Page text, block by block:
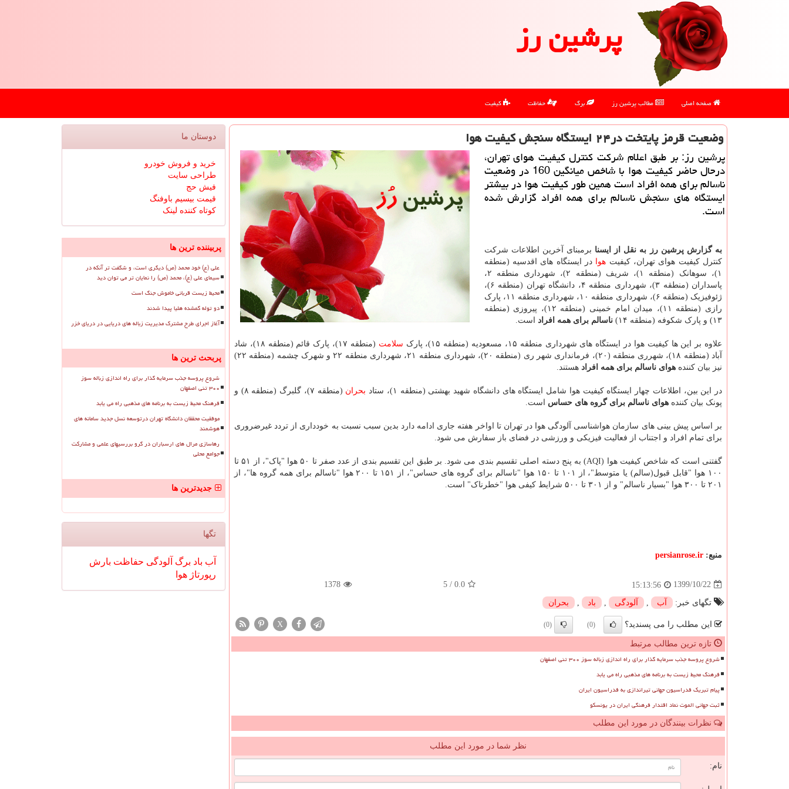
پرشین رز
صفحه اصلی مطالب پرشین رز برگ حفاظت کیفیت
وضعیت قرمز پایتخت در۲۴ ایستگاه سنجش كیفیت هوا
پرشین رز: بر طبق اعلام شرکت کنترل کیفیت هوای تهران،
درحال حاضر کیفیت هوا با شاخص میانگین 160 در وضعیت
ناسالم برای همه افراد است همین طور کیفیت هوا در بیشتر
ایستگاه های سنجش ناسالم برای همه افراد گزارش شده
است.
به گزارش پرشین رز به نقل از ایسنا برمبنای آخرین اطلاعات شرکت
کنترل کیفیت هوای تهران، کیفیت هوا
در ایستگاه های اقدسیه (منطقه
۱)، سوهانک (منطقه ۱)، شریف (منطقه ۲)، شهرداری منطقه ۲،
پاسداران (منطقه ۳)، شهرداری منطقه ۴، دانشگاه تهران (منطقه ۶)،
ژئوفیزیک (منطقه ۶)، شهرداری منطقه ۱۰، شهرداری منطقه ۱۱، پارک
رازی (منطقه ۱۱)، میدان امام خمینی (منطقه ۱۲)، پیروزی (منطقه
۱۳) و پارک شکوفه (منطقه ۱۴)
ناسالم برای همه افراد است.
علاوه بر این ها کیفیت هوا در ایستگاه های شهرداری منطقه ۱۵، مسعودیه (منطقه ۱۵)، پارک سلامت
(منطقه ۱۷)، پارک قائم (منطقه ۱۸)، شاد
آباد (منطقه ۱۸)، شهرری منطقه (۲۰)، فرمانداری شهر ری (منطقه ۲۰)، شهرداری منطقه ۲۱، شهرداری منطقه ۲۲ و شهرک چشمه (منطقه ۲۲)
نیز بیان کننده هوای ناسالم برای همه افراد هستند.
در این بین، اطلاعات چهار ایستگاه کیفیت هوا شامل ایستگاه های دانشگاه شهید بهشتی (منطقه ۱)، ستاد بحران
(منطقه ۷)، گلبرگ (منطقه ۸) و
پونک بیان کننده هوای ناسالم برای گروه های حساس است.
بر اساس پیش بینی های سازمان هواشناسی آلودگی هوا در تهران تا اواخر هفته جاری ادامه دارد بدین سبب نسبت به خودداری از تردد غیرضروری
برای تمام افراد و اجتناب از فعالیت فیزیکی و ورزشی در فضای باز سفارش می شود.
گفتنی است که شاخص کیفیت هوا (AQI) به پنج دسته اصلی تقسیم بندی می شود. بر طبق این تقسیم بندی از عدد صفر تا ۵۰ هوا "پاک"، از ۵۱ تا
۱۰۰ هوا "قابل قبول(سالم) یا متوسط"، از ۱۰۱ تا ۱۵۰ هوا "ناسالم برای گروه های حساس"، از ۱۵۱ تا ۲۰۰ هوا "ناسالم برای همه گروه ها"، از
۲۰۱ تا ۳۰۰ هوا "بسیار ناسالم" و از ۳۰۱ تا ۵۰۰ شرایط کیفی هوا "خطرناک" است.
منبع: persianrose.ir
1399/10/22
15:13:56
0.0
/
5
1378
تگهای خبر: آب آلودگی باد بحران
این مطلب را می پسندید؟ (0)
(0)
X
تازه ترین مطالب مرتبط
شروع پروسه جذب سرمایه گذار برای راه اندازی زباله سوز ۳۰۰ تنی اصفهان
فرهنگ محیط زیست به برنامه های مذهبی راه می یابد
پیام تبریک فدراسیون جهانی تیراندازی به فدراسیون ایران
ثبت جهانی الموت نماد اقتدار فرهنگی ایران در یونسکو
نظرات بینندگان در مورد این مطلب
نظر شما در مورد این مطلب
نام:
دوستان ما
خرید و فروش خودرو
طراحی سایت
فیش حج
قیمت بیسیم باوفنگ
کوتاه کننده لینک
پربیننده ترین ها
علی (ع) خود محمد (ص) دیگری است، و شگفت تر آنکه در
سیمای علی (ع)، محمد (ص) را نمایان تر می توان دید
محیط زیست قربانی خاموش جنگ است
دو توله گمشده هلیا پیدا شدند
آغاز اجرای طرح مشترک مدیریت زباله های دریایی در دریای خزر
پربحث ترین ها
شروع پروسه جذب سرمایه گذار برای راه اندازی زباله سوز
۳۰۰ تنی اصفهان
فرهنگ محیط زیست به برنامه های مذهبی راه می یابد
موفقیت محققان دانشگاه تهران درتوسعه نسل جدید سامانه های
هوشمند
رهاسازی مرال های ارسباران در گرو بررسیهای علمی و مشارکت
جوامع محلی
جدیدترین ها
تگها
آب باد برگ آلودگی حفاظت بارش
رپورتاژ هوا